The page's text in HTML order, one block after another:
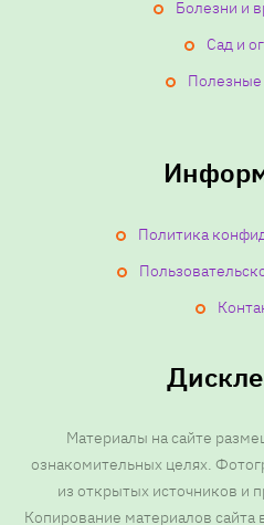
Болезни и
Сад и
Полезные
Политика
Материалы на сайте
ознакомительных целях.
из открытых источников и
Копирование материалов